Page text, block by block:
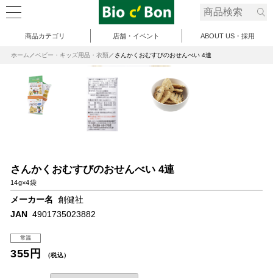
商品カテゴリ 店舗・イベント ABOUT US・採用
ホーム ベビー・キッズ用品・衣類 さんかくおむすびのおせんべい 4連
さんかくおむすびのおせんべい 4連
14g×4袋
メーカー名 創健社
JAN 4901735023882
常温
355円 （税込）